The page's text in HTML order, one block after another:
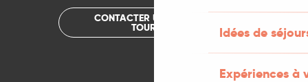
Idées de
Expériences à
CONTACTER UN OFFICE DE
TOURISME